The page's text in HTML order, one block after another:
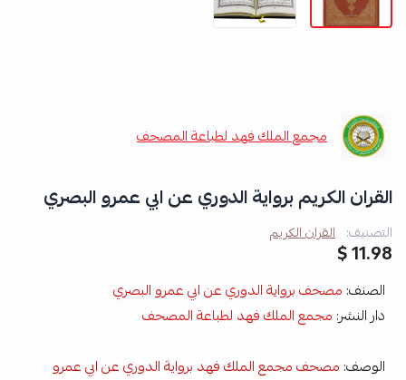
مجمع الملك فهد لطباعة المصحف
القران الكريم برواية الدوري عن ابي عمرو البصري
التصنيف: القران الكريم
11.98 $
الصنف: مصحف برواية الدوري عن ابي عمرو البصري
دار النشر: مجمع الملك فهد لطباعة المصحف
الوصف: مصحف مجمع الملك فهد برواية الدوري عن ابي عمرو